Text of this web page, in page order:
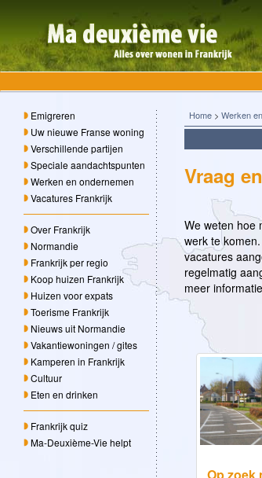
Emigreren
Uw nieuwe Franse woning
Verschillende partijen
Speciale aandachtspunten
Werken en ondernemen
Vacatures Frankrijk
Over Frankrijk
Normandie
Frankrijk per regio
Koop huizen Frankrijk
Huizen voor expats
Toerisme Frankrijk
Nieuws uit Normandie
Vakantiewoningen / gites
Kamperen in Frankrijk
Cultuur
Eten en drinken
Frankrijk quiz
Ma-Deuxième-Vie helpt
Home > Werken
Vraag
We weten hoe
werk te
vacatures
regelmatig
meer